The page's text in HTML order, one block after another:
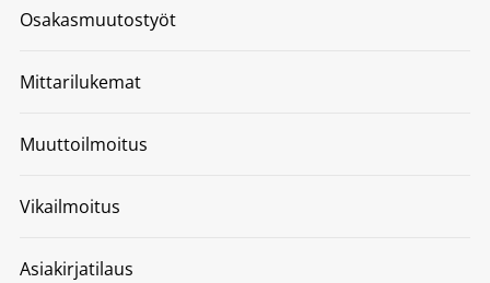
Osakasmuutostyöt
Mittarilukemat
Muuttoilmoitus
Vikailmoitus
Asiakirjatilaus